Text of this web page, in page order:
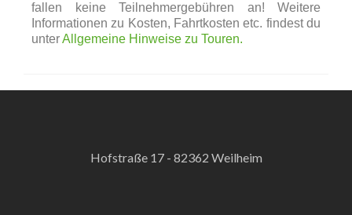
fallen keine Teilnehmergebühren an! Weitere
Informationen zu Kosten, Fahrtkosten etc. findest du
unterAllgemeine Hinweise zu Touren.
Hofstraße 17 - 82362 Weilheim